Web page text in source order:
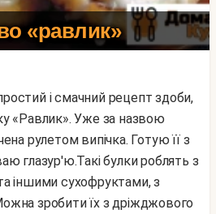
«равлик»
«Равлик». Уже за назвою
рулетом випічка. Готую її з
глазур'ю.Такі булки роблять з
іншими сухофруктами, з
зробити їх з дріжджового